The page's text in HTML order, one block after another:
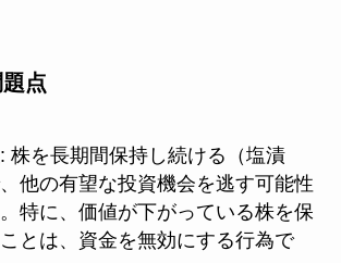
点
: 株を長期間保持し続ける（塩漬
他の有望な投資機会を逃す可能性
特に、価値が下がっている株を保
とは、資金を無効にする行為で